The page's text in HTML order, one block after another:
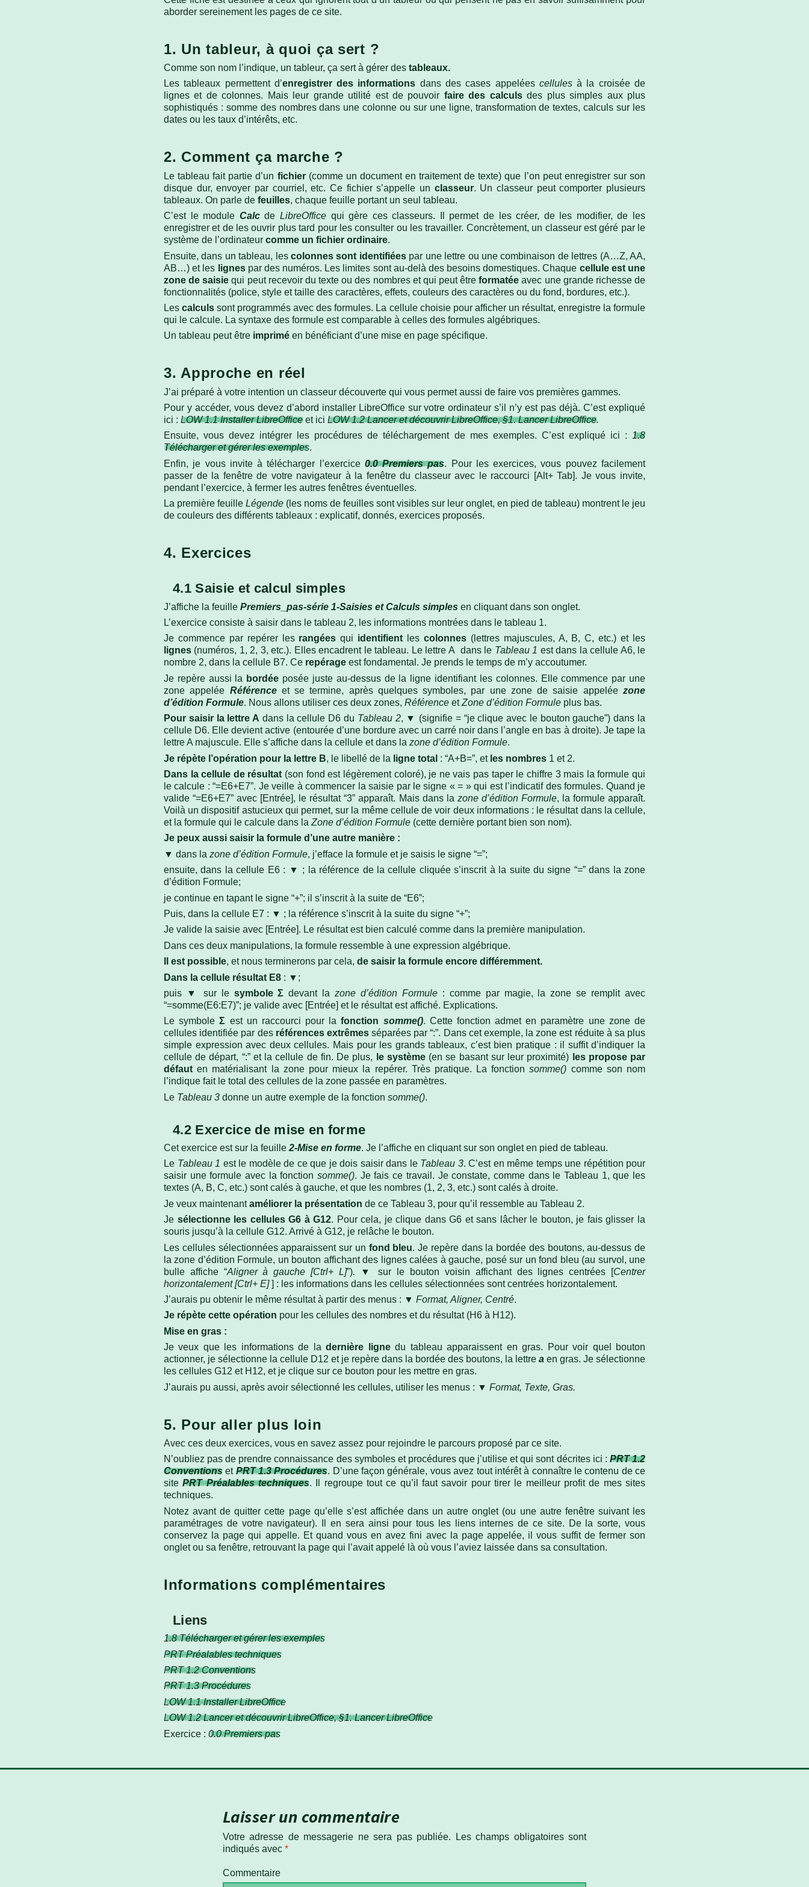
comme objets-cadres
1.7 Formater les cellules
1.8 Télécharger et gérer
et présentation
3.5 Fonctions de date et
3.6 Fonctions de texte
3.7 Fonctions
conditionnelles et
logiques
3.8 Fonctions de feuille
3.9 Fonctions diverses
(Base de données,
Informations)
4.54 Les formules
4.6 Les macros
et autres
transformations
aborder sereinement les pages de ce site.
1. Un tableur, à quoi ça sert ?
Comme son nom l’indique, un tableur, ça sert à gérer des tableaux.
Les tableaux permettent d’enregistrer des informations dans des cases appelées cellulesà la croisée de
lignes et de colonnes. Mais leur grande utilité est de pouvoir faire des calculsdes plus simples aux plus
sophistiqués : somme des nombres dans une colonne ou sur une ligne, transformation de textes, calculs sur les
dates ou les taux d’intérêts, etc.
2. Comment ça marche ?
Le tableau fait partie d’un fichier(comme un document en traitement de texte) que l’on peut enregistrer sur son
disque dur, envoyer par courriel, etc. Ce fichier s’appelle un classeur. Un classeur peut comporter plusieurs
tableaux. On parle de feuilles, chaque feuille portant un seul tableau.
C’est le module Calc de LibreOfficequi gère ces classeurs. Il permet de les créer, de les modifier, de les
enregistrer et de les ouvrir plus tard pour les consulter ou les travailler. Concrètement, un classeur est géré par le
système de l’ordinateur comme un fichier ordinaire.
Ensuite, dans un tableau, lescolonnes sont identifiéespar une lettre ou une combinaison de lettres (A…Z, AA,
AB…) et les lignespar des numéros. Les limites sont au-delà des besoins domestiques. Chaque cellule est une
zone de saisie qui peut recevoir du texte ou des nombres et qui peut êtreformatée avec une grande richesse de
fonctionnalités (police, style et taille des caractères, effets, couleurs des caractères ou du fond, bordures, etc.).
Lescalculs sont programmés avec des formules. La cellule choisie pour afficher un résultat, enregistre la formule
qui le calcule. La syntaxe des formule est comparable à celles des formules algébriques.
Un tableau peut être imprimé en bénéficiant d’une mise en page spécifique.
3. Approche en réel
J’ai préparé à votre intention un classeur découverte qui vous permet aussi de faire vos premières gammes.
Pour y accéder, vous devez d’abord installer LibreOffice sur votre ordinateur s’il n’y est pas déjà. C’est expliqué
ici : LOW 1.1 Installer LibreOffice et ici LOW 1.2 Lancer et découvrir LibreOffice, §1. Lancer LibreOffice.
Ensuite, vous devez intégrer les procédures de téléchargement de mes exemples. C’est expliqué ici : 1.8
Télécharger et gérer les exemples.
Enfin, je vous invite à télécharger l’exercice 0.0 Premiers pas. Pour les exercices, vous pouvez facilement
passer de la fenêtre de votre navigateur à la fenêtre du classeur avec le raccourci [Alt+ Tab]. Je vous invite,
pendant l’exercice, à fermer les autres fenêtres éventuelles.
La première feuille Légende (les noms de feuilles sont visibles sur leur onglet, en pied de tableau) montrent le jeu
de couleurs des différents tableaux : explicatif, donnés, exercices proposés.
4. Exercices
4.1 Saisie et calcul simples
J’affiche la feuille Premiers_pas-série 1-Saisies et Calculs simples en cliquant dans son onglet.
L’exercice consiste à saisir dans le tableau 2, les informations montrées dans le tableau 1.
Je commence par repérer les rangées qui identifient les colonnes(lettres majuscules, A, B, C, etc.) et les
lignes (numéros, 1, 2, 3, etc.). Elles encadrent le tableau. Le lettre A dans le Tableau 1 est dans la cellule A6, le
nombre 2, dans la cellule B7. Ce repérage est fondamental. Je prends le temps de m’y accoutumer.
Je repère aussi la bordée posée juste au-dessus de la ligne identifiant les colonnes. Elle commence par une
zone appelée Référence et se termine, après quelques symboles, par une zone de saisie appeléezone
d’édition Formule. Nous allons utiliser ces deux zones, Référence etZone d’édition Formule plus bas.
Pour saisir la lettre A dans la cellule D6 du Tableau 2, ▼ (signifie = “je clique avec le bouton gauche”) dans la
cellule D6. Elle devient active (entourée d’une bordure avec un carré noir dans l’angle en bas à droite). Je tape la
lettre A majuscule. Elle s’affiche dans la cellule et dans la zone d’édition Formule.
Je répète l’opération pour la lettre B, le libellé de la ligne total : “A+B=”, et les nombres 1 et 2.
Dans la cellule de résultat (son fond est légèrement coloré), je ne vais pas taper le chiffre 3 mais la formule qui
le calcule : “=E6+E7”. Je veille à commencer la saisie par le signe « = » qui est l’indicatif des formules. Quand je
valide “=E6+E7” avec [Entrée], le résultat “3” apparaît. Mais dans la zone d’édition Formule, la formule apparaît.
Voilà un dispositif astucieux qui permet, sur la même cellule de voir deux informations : le résultat dans la cellule,
et la formule qui le calcule dans la Zone d’édition Formule (cette dernière portant bien son nom).
Je peux aussi saisir la formule d’une autre manière :
▼ dans la zone d’édition Formule, j’efface la formule et je saisis le signe “=”;
ensuite, dans la cellule E6 : ▼ ; la référence de la cellule cliquée s’inscrit à la suite du signe “=” dans la zone
d’édition Formule;
je continue en tapant le signe “+”; il s’inscrit à la suite de “E6”;
Puis, dans la cellule E7 : ▼ ; la référence s’inscrit à la suite du signe “+”;
Je valide la saisie avec [Entrée]. Le résultat est bien calculé comme dans la première manipulation.
Dans ces deux manipulations, la formule ressemble à une expression algébrique.
Il est possible, et nous terminerons par cela, de saisir la formule encore différemment.
Dans la cellule résultat E8 : ▼;
puis ▼ sur le symbole Σ devant lazone d’édition Formule: comme par magie, la zone se remplit avec
“=somme(E6:E7)”; je valide avec [Entrée] et le résultat est affiché. Explications.
Le symboleΣ est un raccourci pour lafonction somme(). Cette fonction admet en paramètre une zone de
cellules identifiée par des références extrêmesséparées par “:”. Dans cet exemple, la zone est réduite à sa plus
simple expression avec deux cellules. Mais pour les grands tableaux, c’est bien pratique : il suffit d’indiquer la
cellule de départ, “:” et la cellule de fin. De plus,
le système (en se basant sur leur proximité) les propose par
défaut en matérialisant la zone pour mieux la repérer. Très pratique. La fonctionsomme() comme son nom
l’indique fait le total des cellules de la zone passée en paramètres.
Le Tableau 3 donne un autre exemple de la fonction somme().
4.2 Exercice de mise en forme
Cet exercice est sur la feuille 2-Mise en forme. Je l’affiche en cliquant sur son onglet en pied de tableau.
Le Tableau 1 est le modèle de ce que je dois saisir dans le Tableau 3. C’est en même temps une répétition pour
saisir une formule avec la fonctionsomme(). Je fais ce travail. Je constate, comme dans le Tableau 1, que les
textes (A, B, C, etc.) sont calés à gauche, et que les nombres (1, 2, 3, etc.) sont calés à droite.
Je veux maintenantaméliorer la présentation de ce Tableau 3, pour qu’il ressemble au Tableau 2.
Je sélectionne les cellules G6 à G12. Pour cela, je clique dans G6 et sans lâcher le bouton, je fais glisser la
souris jusqu’à la cellule G12. Arrivé à G12, je relâche le bouton.
Les cellules sélectionnées apparaissent sur un fond bleu. Je repère dans la bordée des boutons, au-dessus de
la zone d’édition Formule, un bouton affichant des lignes calées à gauche, posé sur un fond bleu (au survol, une
bulle affiche “Aligner à gauche [Ctrl+ L]”). ▼ sur le bouton voisin affichant des lignes centrées [Centrer
horizontalement [Ctrl+ E]] : les informations dans les cellules sélectionnées sont centrées horizontalement.
J’aurais pu obtenir le même résultat à partir des menus : ▼ Format, Aligner, Centré.
Je répète cette opération pour les cellules des nombres et du résultat (H6 à H12).
Mise en gras :
Je veux que les informations de ladernière lignedu tableau apparaissent en gras. Pour voir quel bouton
actionner, je sélectionne la cellule D12 et je repère dans la bordée des boutons, la lettre a en gras. Je sélectionne
les cellules G12 et H12, et je clique sur ce bouton pour les mettre en gras.
J’aurais pu aussi, après avoir sélectionné les cellules, utiliser les menus : ▼ Format, Texte, Gras.
5. Pour aller plus loin
Avec ces deux exercices, vous en savez assez pour rejoindre le parcours proposé par ce site.
N’oubliez pas de prendre connaissance des symboles et procédures que j’utilise et qui sont décrites ici : PRT 1.2
Conventions et PRT 1.3 Procédures. D’une façon générale, vous avez tout intérêt à connaître le contenu de ce
sitePRT Préalables techniques. Il regroupe tout ce qu’il faut savoir pour tirer le meilleur profit de mes sites
techniques.
Notez avant de quitter cette page qu’elle s’est affichée dans un autre onglet (ou une autre fenêtre suivant les
paramétrages de votre navigateur). Il en sera ainsi pour tous les liens internes de ce site. De la sorte, vous
conservez la page qui appelle. Et quand vous en avez fini avec la page appelée, il vous suffit de fermer son
onglet ou sa fenêtre, retrouvant la page qui l’avait appelé là où vous l’aviez laissée dans sa consultation.
Informations complémentaires
Liens
1.8 Télécharger et gérer les exemples
PRT Préalables techniques
PRT 1.2 Conventions
PRT 1.3 Procédures
LOW 1.1 Installer LibreOffice
LOW 1.2 Lancer et découvrir LibreOffice, §1. Lancer LibreOffice
Exercice : 0.0 Premiers pas
Laisser un commentaire
Votre adresse de messagerie ne sera pas publiée. Les champs obligatoires sont
indiqués avec *
Commentaire